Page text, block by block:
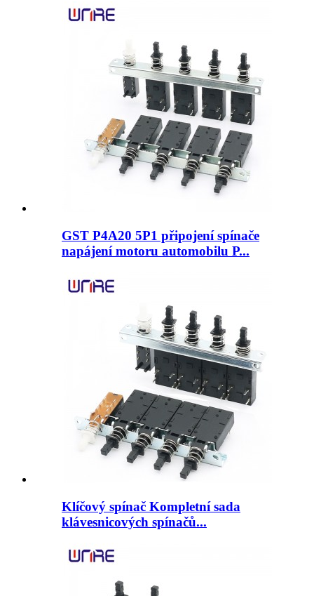
GST P4A20 5P1 připojení spínače
napájení motoru automobilu P...
Klíčový spínač Kompletní sada
klávesnicových spínačů...